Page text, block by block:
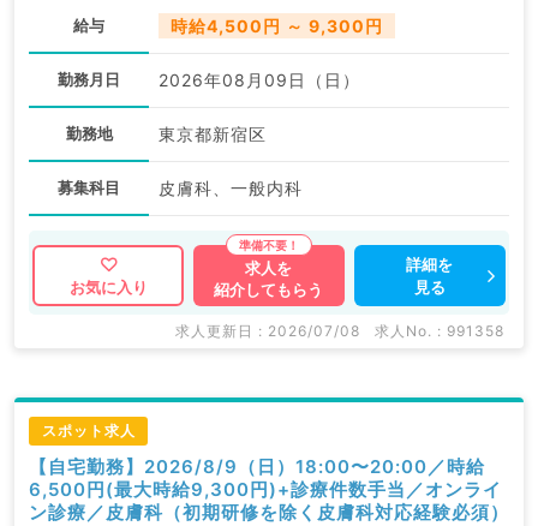
給与 時給4,500円 ～ 9,300円
勤務月日 2026年08月09日（日）
勤務地 東京都新宿区
募集科目 皮膚科、一般内科
お気に入り
求人を
紹介してもらう
詳細を
見る
求人更新日 : 2026/07/08 求人No. : 991358
スポット求人
【自宅勤務】2026/8/9（日）18:00〜20:00／時給
6,500円(最大時給9,300円)+診療件数手当／オンライ
ン診療／皮膚科（初期研修を除く皮膚科対応経験必須）